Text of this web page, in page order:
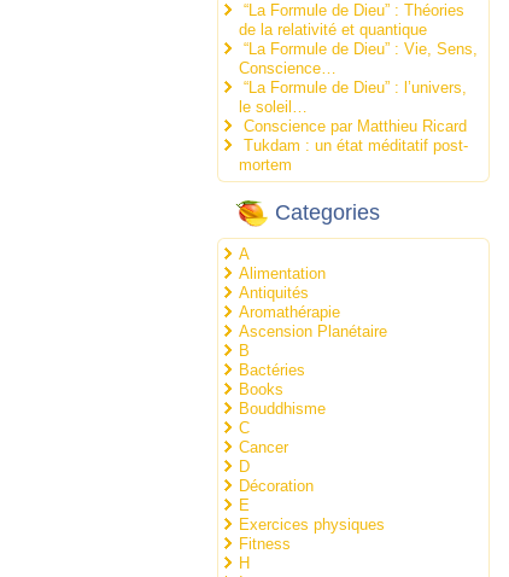
“La Formule de Dieu” : Théories
de la relativité et quantique
“La Formule de Dieu” : Vie, Sens,
Conscience…
“La Formule de Dieu” : l’univers,
le soleil…
Conscience par Matthieu Ricard
Tukdam : un état méditatif post-
mortem
Categories
A
Alimentation
Antiquités
Aromathérapie
Ascension Planétaire
B
Bactéries
Books
Bouddhisme
C
Cancer
D
Décoration
E
Exercices physiques
Fitness
H